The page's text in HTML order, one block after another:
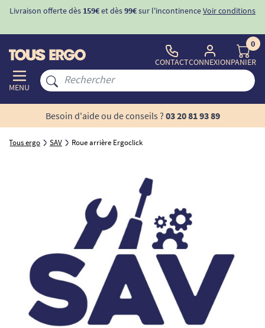
Livraison offerte dès 159€et dès99€sur l'incontinenceVoir conditions
MENU
CONTACTCONNEXION
0
PANIER
Besoin d'aide ou de conseils ? 03 20 81 93 89
Tous ergo SAV Roue arrière Ergoclick